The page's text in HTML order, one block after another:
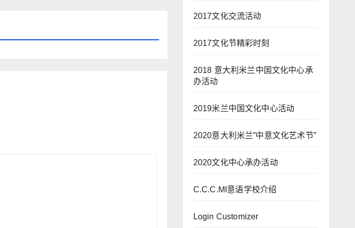
2017文化交流活动
2017文化节精彩时刻
2018 意大利米兰中国文化中心承
办活动
2019米兰中国文化中心活动
2020意大利米兰”中意文化艺术节”
2020文化中心承办活动
C.C.C.MI意语学校介绍
Login Customizer